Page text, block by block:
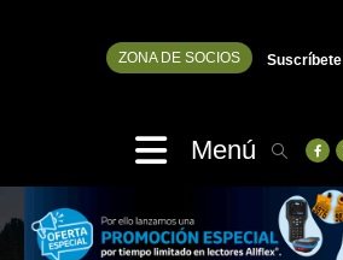
ZONA DE SOCIOS Suscríbete
Menú